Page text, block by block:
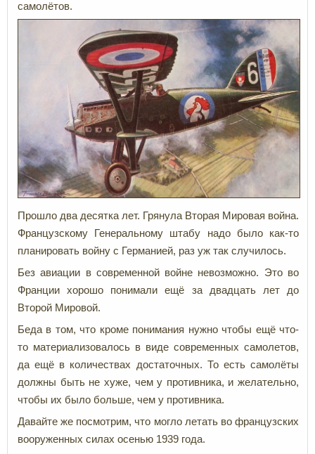
самолётов.
Прошло два десятка лет. Грянула Вторая Мировая война.
Французскому Генеральному штабу надо было как-то
планировать войну с Германией, раз уж так случилось.
Без авиации в современной войне невозможно. Это во
Франции хорошо понимали ещё за двадцать лет до
Второй Мировой.
Беда в том, что кроме понимания нужно чтобы ещё что-
то материализовалось в виде современных самолетов,
да ещё в количествах достаточных. То есть самолёты
должны быть не хуже, чем у противника, и желательно,
чтобы их было больше, чем у противника.
Давайте же посмотрим, что могло летать во французских
вооруженных силах осенью 1939 года.